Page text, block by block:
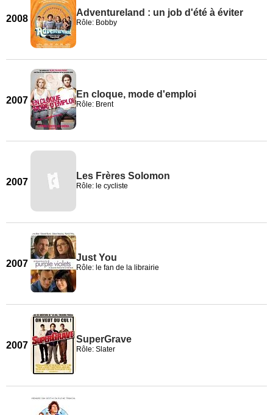
2008
Adventureland : un job d'été à éviter
Rôle: Bobby
2007
En cloque, mode d'emploi
Rôle: Brent
2007
Les Frères Solomon
Rôle: le cycliste
2007
Just You
Rôle: le fan de la librairie
2007
SuperGrave
Rôle: Slater